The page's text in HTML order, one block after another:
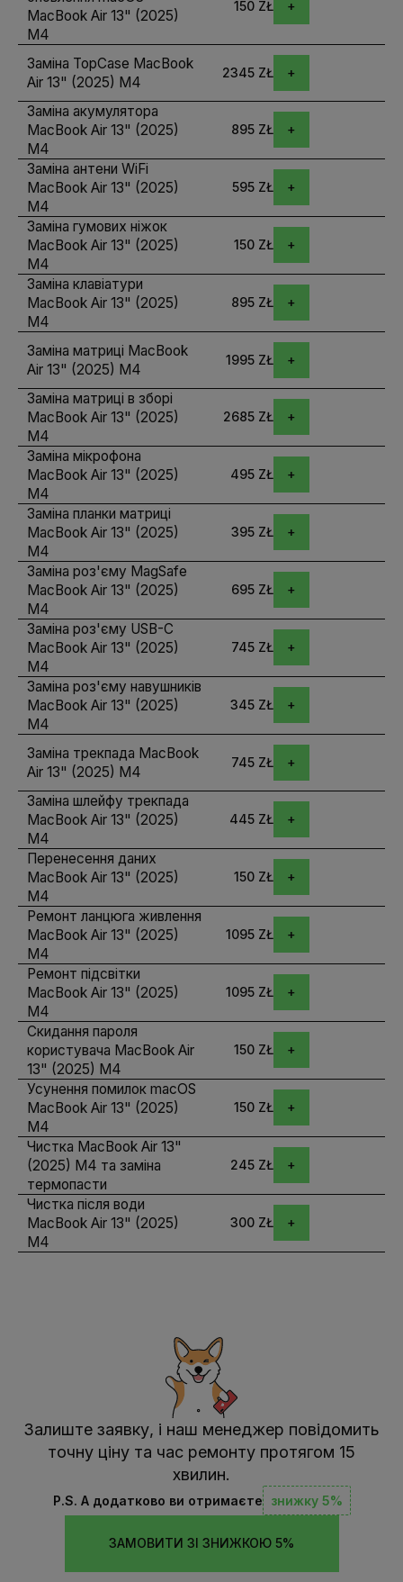
MacBook Air 13" (2025)
M4
150 ZŁ
Заміна TopCase MacBook
Air 13" (2025) M4
2345 ZŁ
Заміна акумулятора
MacBook Air 13" (2025)
M4
895 ZŁ
Заміна антени WiFi
MacBook Air 13" (2025)
M4
595 ZŁ
Заміна гумових ніжок
MacBook Air 13" (2025)
M4
150 ZŁ
Заміна клавіатури
MacBook Air 13" (2025)
M4
895 ZŁ
Заміна матриці MacBook
Air 13" (2025) M4
1995 ZŁ
Заміна матриці в зборі
MacBook Air 13" (2025)
M4
2685 ZŁ
Заміна мікрофона
MacBook Air 13" (2025)
M4
495 ZŁ
Заміна планки матриці
MacBook Air 13" (2025)
M4
395 ZŁ
Заміна роз'єму MagSafe
MacBook Air 13" (2025)
M4
695 ZŁ
Заміна роз'єму USB-C
MacBook Air 13" (2025)
M4
745 ZŁ
Заміна роз'єму навушників
MacBook Air 13" (2025)
M4
345 ZŁ
Заміна трекпада MacBook
Air 13" (2025) M4
745 ZŁ
Заміна шлейфу трекпада
MacBook Air 13" (2025)
M4
445 ZŁ
Перенесення даних
MacBook Air 13" (2025)
M4
150 ZŁ
Ремонт ланцюга живлення
MacBook Air 13" (2025)
M4
1095 ZŁ
Ремонт підсвітки
MacBook Air 13" (2025)
M4
1095 ZŁ
Скидання пароля
користувача MacBook Air
13" (2025) M4
150 ZŁ
Усунення помилок macOS
MacBook Air 13" (2025)
M4
150 ZŁ
Чистка MacBook Air 13"
(2025) M4 та заміна
термопасти
245 ZŁ
Чистка після води
MacBook Air 13" (2025)
M4
300 ZŁ
Залиште заявку, і наш менеджер повідомить
точну ціну та час ремонту протягом 15
хвилин.
P.S. А додатково ви отримаєте знижку 5%
ЗАМОВИТИ ЗІ ЗНИЖКОЮ 5%